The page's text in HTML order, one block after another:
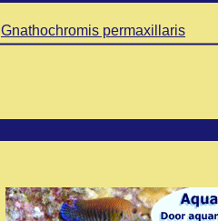
Gnathochromis permaxillaris